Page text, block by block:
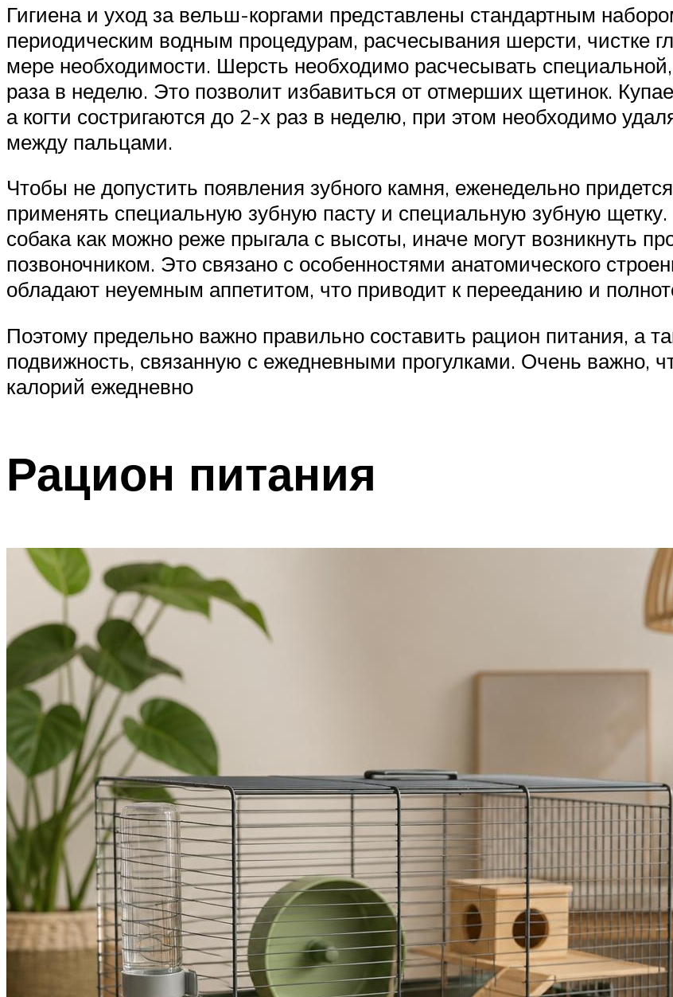
Гигиена и уход за вельш-коргами представлены стандартным
периодическим водным процедурам, расчесывания шерсти, чистке
мере необходимости. Шерсть необходимо расчесывать
раза в неделю. Это позволит избавиться от отмерших щетинок.
а когти состригаются до 2-х раз в неделю, при этом необходимо
между пальцами.
Чтобы не допустить появления зубного камня, еженедельно
применять специальную зубную пасту и специальную зубную
собака как можно реже прыгала с высоты, иначе могут возникнуть
позвоночником. Это связано с особенностями анатомического
обладают неуемным аппетитом, что приводит к перееданию и
Поэтому предельно важно правильно составить рацион питания, а
подвижность, связанную с ежедневными прогулками. Очень важно,
калорий ежедневно
Рацион питания